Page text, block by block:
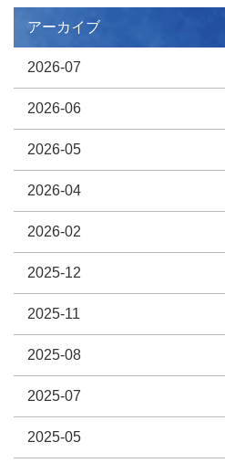
アーカイブ
2026-07
2026-06
2026-05
2026-04
2026-02
2025-12
2025-11
2025-08
2025-07
2025-05